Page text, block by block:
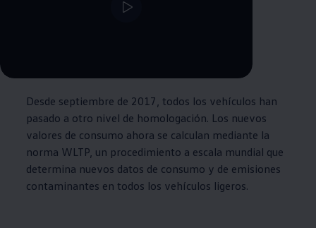
Remaining time, --:--
Desde septiembre de 2017, todos los vehículos han
pasado a otro nivel de homologación. Los nuevos
valores de consumo ahora se calculan mediante la
norma WLTP, un procedimiento a escala mundial que
determina nuevos datos de consumo y de emisiones
contaminantes en todos los vehículos ligeros.